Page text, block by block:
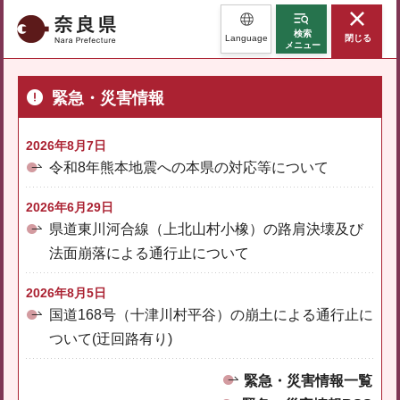
奈良県 Language
検索
メニュー
閉じる
緊急・災害情報
2026年8月7日
令和8年熊本地震への本県の対応等について
2026年6月29日
県道東川河合線（上北山村小橡）の路肩決壊及び
法面崩落による通行止について
2026年8月5日
国道168号（十津川村平谷）の崩土による通行止に
ついて(迂回路有り)
緊急・災害情報一覧